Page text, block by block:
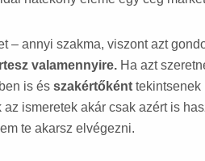
– annyi szakma, viszont azt
valamennyire. Ha azt
is és szakértőként tekintsenek
ismeretek akár csak azért is
te akarsz elvégezni.